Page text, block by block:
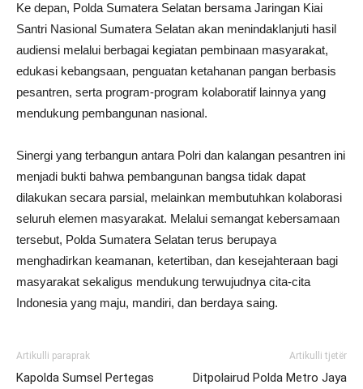
Ke depan, Polda Sumatera Selatan bersama Jaringan Kiai
Santri Nasional Sumatera Selatan akan menindaklanjuti hasil
audiensi melalui berbagai kegiatan pembinaan masyarakat,
edukasi kebangsaan, penguatan ketahanan pangan berbasis
pesantren, serta program-program kolaboratif lainnya yang
mendukung pembangunan nasional.
Sinergi yang terbangun antara Polri dan kalangan pesantren ini
menjadi bukti bahwa pembangunan bangsa tidak dapat
dilakukan secara parsial, melainkan membutuhkan kolaborasi
seluruh elemen masyarakat. Melalui semangat kebersamaan
tersebut, Polda Sumatera Selatan terus berupaya
menghadirkan keamanan, ketertiban, dan kesejahteraan bagi
masyarakat sekaligus mendukung terwujudnya cita-cita
Indonesia yang maju, mandiri, dan berdaya saing.
Artikulli paraprak
Kapolda Sumsel Pertegas
Artikulli tjetër
Ditpolairud Polda Metro Jaya